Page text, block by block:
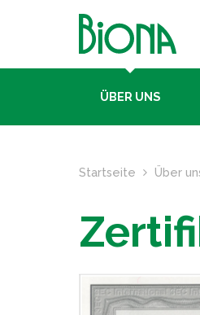
ÜBER UNS
Startseite Über